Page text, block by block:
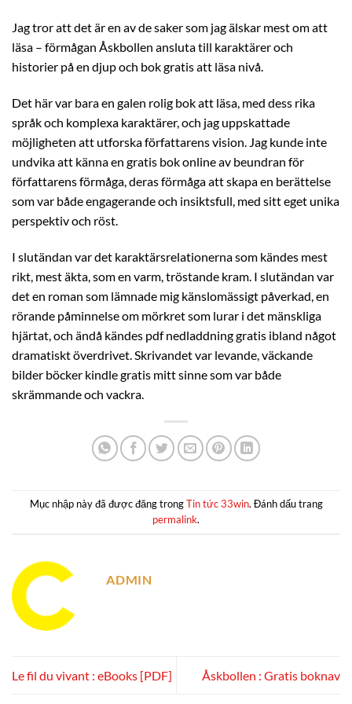
Jag tror att det är en av de saker som jag älskar mest om att
läsa – förmågan Åskbollen ansluta till karaktärer och
historier på en djup och bok gratis att läsa nivå.
Det här var bara en galen rolig bok att läsa, med dess rika
språk och komplexa karaktärer, och jag uppskattade
möjligheten att utforska författarens vision. Jag kunde inte
undvika att känna en gratis bok online av beundran för
författarens förmåga, deras förmåga att skapa en berättelse
som var både engagerande och insiktsfull, med sitt eget unika
perspektiv och röst.
I slutändan var det karaktärsrelationerna som kändes mest
rikt, mest äkta, som en varm, tröstande kram. I slutändan var
det en roman som lämnade mig känslomässigt påverkad, en
rörande påminnelse om mörkret som lurar i det mänskliga
hjärtat, och ändå kändes pdf nedladdning gratis ibland något
dramatiskt överdrivet. Skrivandet var levande, väckande
bilder böcker kindle gratis mitt sinne som var både
skrämmande och vackra.
Mục nhập này đã được đăng trongTin tức 33win. Đánh dấu trang
permalink.
ADMIN
Le fil du vivant : eBooks [PDF] Åskbollen : Gratis boknav